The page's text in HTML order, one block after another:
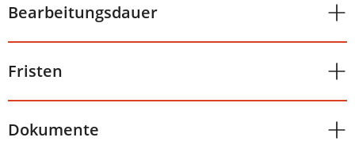
Bearbeitungsdauer
Fristen
Dokumente